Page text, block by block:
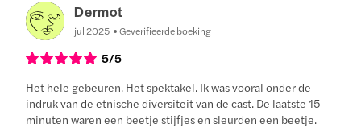
Dermot
jul 2025 Geverifieerde boeking
5/5
Het hele gebeuren. Het spektakel. Ik was vooral onder de
indruk van de etnische diversiteit van de cast. De laatste 15
minuten waren een beetje stijfjes en sleurden een beetje.